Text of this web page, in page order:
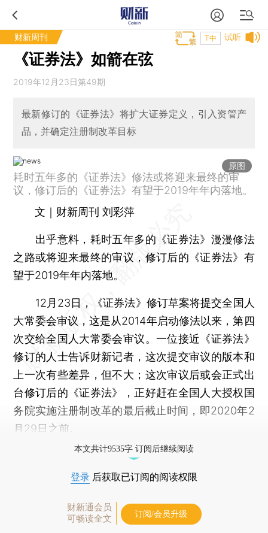
财新周刊 试听
T中
《证券法》如箭在弦
2019年12月23日第49期
最新修订的《证券法》将扩大证券定义，引入资管产
品，并确定注册制改革目标
原图
耗时五年多的《证券法》修法或将迎来最终的审
议，修订后的《证券法》有望于2019年年内落地。
文｜财新周刊 刘彩萍
出乎意料，耗时五年多的《证券法》漫漫修法
之路或将迎来最终的审议，修订后的《证券法》有
望于2019年年内落地。
12月23日，《证券法》修订草案将提交全国人
大常委会审议，这是从2014年启动修法以来，第四
次交给全国人大常委会审议。一位接近《证券法》
修订的人士告诉财新记者，这次提交审议的版本和
上一次有些差异，但不大；这次审议后或会正式出
台修订后的《证券法》，正好赶在全国人大授权国
务院实施注册制改革的最后截止时间，即2020年2
月29日之前。
本文共计9535字 订阅后继续阅读
登录 后获取已订阅的阅读权限
财新通会员
可畅读全文
订阅/会员升级